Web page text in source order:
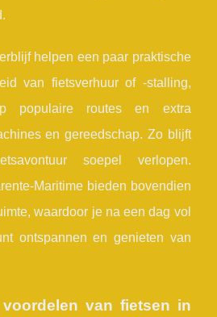
helpen een paar praktische
van fietsverhuur of -stalling,
populaire routes en extra
en gereedschap. Zo blijft
soepel verlopen.
Maritime bieden bovendien
waardoor je na een dag vol
ontspannen en genieten van
van fietsen in